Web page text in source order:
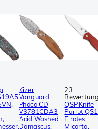
Kizer
Vanguard
Phoca CD
V3781CDA3
Acid Washed
Damascus,
23
QSP Knife
Parrot
E rotes
Micarta,